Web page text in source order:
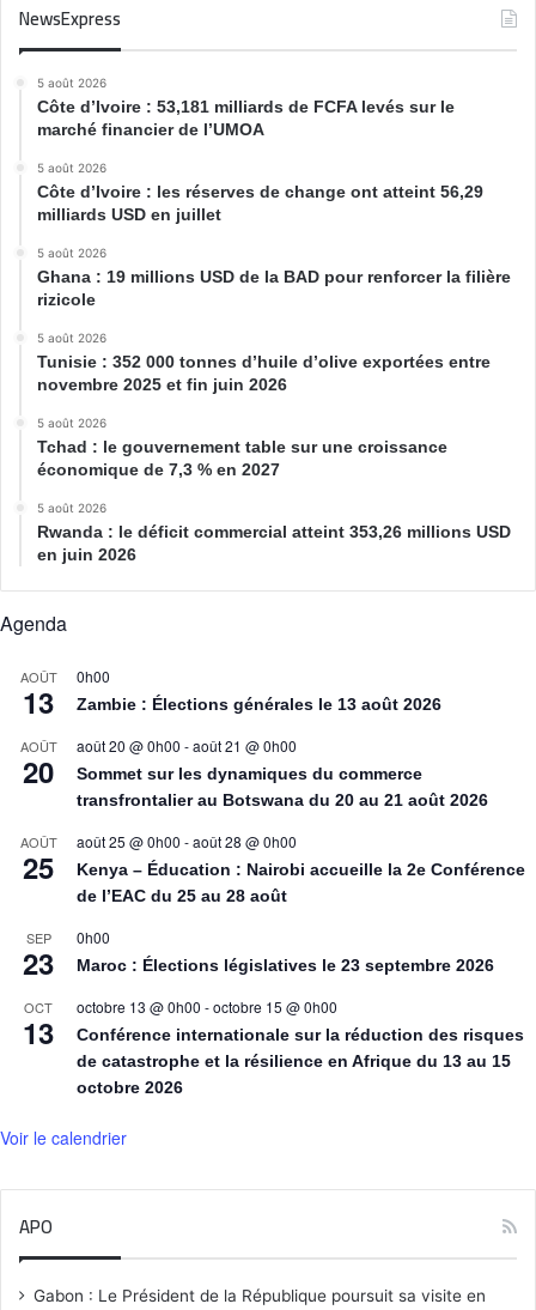
NewsExpress
5 août 2026
Côte d’Ivoire : 53,181 milliards de FCFA levés sur le
marché financier de l’UMOA
5 août 2026
Côte d’Ivoire : les réserves de change ont atteint 56,29
milliards USD en juillet
5 août 2026
Ghana : 19 millions USD de la BAD pour renforcer la filière
rizicole
5 août 2026
Tunisie : 352 000 tonnes d’huile d’olive exportées entre
novembre 2025 et fin juin 2026
5 août 2026
Tchad : le gouvernement table sur une croissance
économique de 7,3 % en 2027
5 août 2026
Rwanda : le déficit commercial atteint 353,26 millions USD
en juin 2026
Agenda
AOÛT
13
0h00
Zambie : Élections générales le 13 août 2026
AOÛT
20
août 20 @ 0h00 -août 21 @ 0h00
Sommet sur les dynamiques du commerce
transfrontalier au Botswana du 20 au 21 août 2026
AOÛT
25
août 25 @ 0h00 -août 28 @ 0h00
Kenya – Éducation : Nairobi accueille la 2e Conférence
de l’EAC du 25 au 28 août
SEP
23
0h00
Maroc : Élections législatives le 23 septembre 2026
OCT
13
octobre 13 @ 0h00 -octobre 15 @ 0h00
Conférence internationale sur la réduction des risques
de catastrophe et la résilience en Afrique du 13 au 15
octobre 2026
Voir le calendrier
APO
Gabon : Le Président de la République poursuit sa visite en